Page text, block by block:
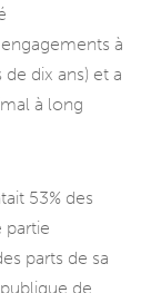
à
dix ans) et a
à long
53% des
partie
parts de sa
de